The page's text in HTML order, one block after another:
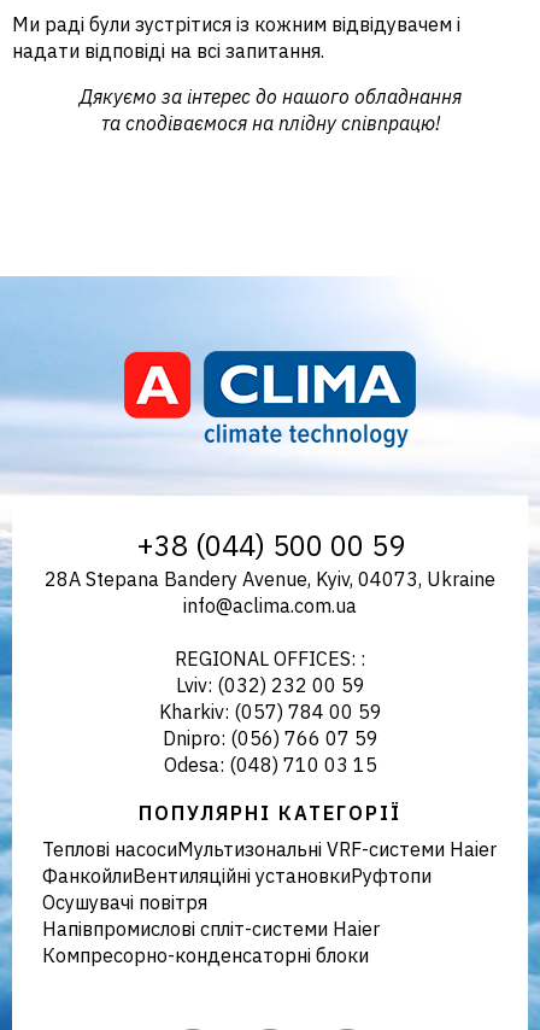
Ми раді були зустрітися із кожним відвідувачем і
надати відповіді на всі запитання.
Дякуємо за інтерес до нашого обладнання
та сподіваємося на плідну співпрацю!
+38 (044) 500 00 59
28A Stepana Bandery Avenue, Kyiv, 04073, Ukraine
info@aclima.com.ua
REGIONAL OFFICES: :
Lviv: (032) 232 00 59
Kharkiv: (057) 784 00 59
Dnipro: (056) 766 07 59
Odesa: (048) 710 03 15
ПОПУЛЯРНІ КАТЕГОРІЇ
Теплові насосиМультизональні VRF-системи Haier
ФанкойлиВентиляційні установкиРуфтопи
Осушувачі повітря
Напівпромислові спліт-системи Haier
Компресорно-конденсаторні блоки